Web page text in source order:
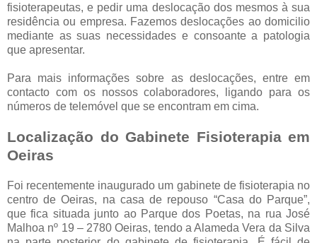
fisioterapeutas, e pedir uma deslocação dos mesmos à sua
residência ou empresa. Fazemos deslocações ao domicilio
mediante as suas necessidades e consoante a patologia
que apresentar.
Para mais informações sobre as deslocações, entre em
contacto com os nossos colaboradores, ligando para os
números de telemóvel que se encontram em cima.
Localização do Gabinete Fisioterapia em
Oeiras
Foi recentemente inaugurado um gabinete de fisioterapia no
centro de Oeiras, na casa de repouso “Casa do Parque”,
que fica situada junto ao Parque dos Poetas, na rua José
Malhoa nº 19 – 2780 Oeiras, tendo a Alameda Vera da Silva